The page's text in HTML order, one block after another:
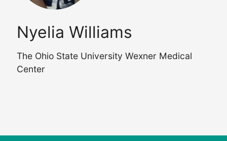
Nyelia Williams
The Ohio State University Wexner Medical
Center